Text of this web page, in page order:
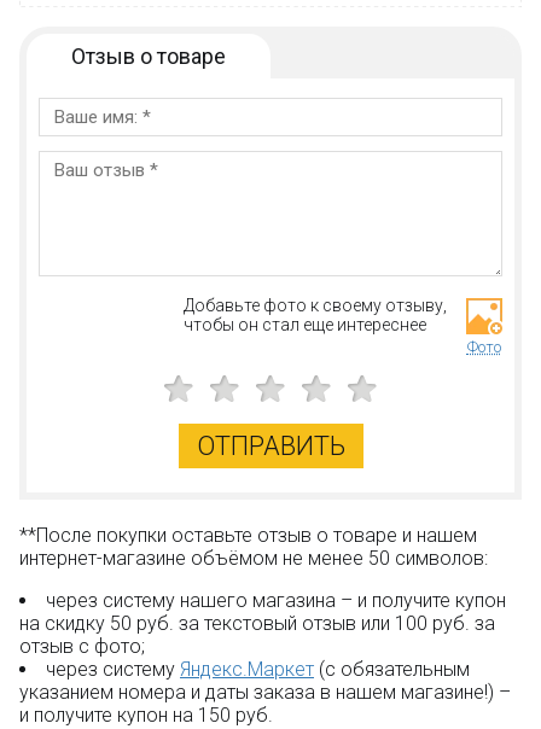
Отзыв о товаре
Добавьте фото к своему отзыву,
чтобы он стал еще интереснее
Фото
ОТПРАВИТЬ
**После покупки оставьте отзыв о товаре и нашем
интернет-магазине объёмом не менее 50 символов:
через систему нашего магазина – и получите купон
на скидку 50 руб. за текстовый отзыв или 100 руб. за
отзыв с фото;
через систему Яндекс.Маркет (с обязательным
указанием номера и даты заказа в нашем магазине!) –
и получите купон на 150 руб.